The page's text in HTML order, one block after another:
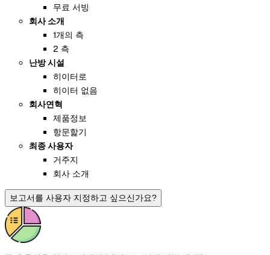
무료 서빙
회사 소개
1개의 측
2 측
난방 시설
히이터로
히이터 없음
회사연혁
제품정보
항문핥기
최종 사용자
거주지
회사 소개
보고서를 사용자 지정하고 싶으신가요?